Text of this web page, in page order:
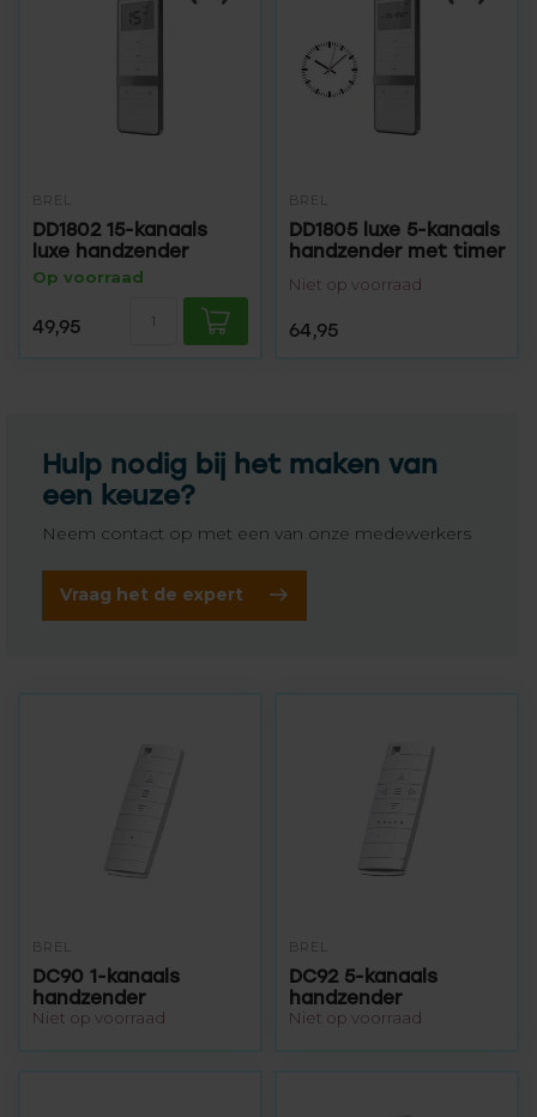
BREL
DD1802 15-kanaals
luxe handzender
Op voorraad
49,95
BREL
DD1805 luxe 5-kanaals
handzender met timer
Niet op voorraad
64,95
Hulp nodig bij het maken van
een keuze?
Neem contact op met een van onze medewerkers
Vraag het de expert
BREL
DC90 1-kanaals
handzender
Niet op voorraad
BREL
DC92 5-kanaals
handzender
Niet op voorraad